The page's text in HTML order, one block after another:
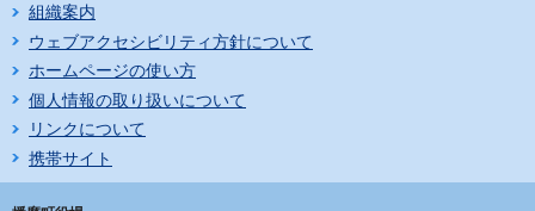
組織案内
ウェブアクセシビリティ方針について
ホームページの使い方
個人情報の取り扱いについて
リンクについて
携帯サイト